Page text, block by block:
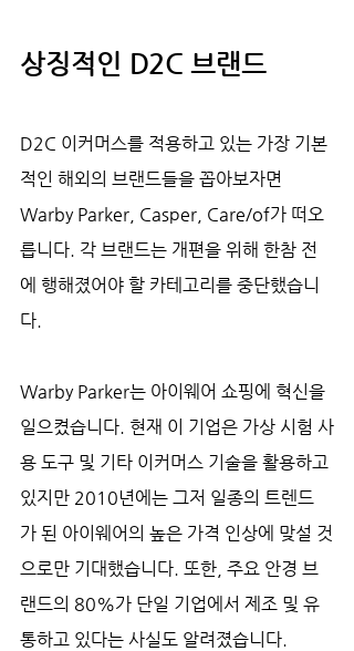
상징적인 D2C 브랜드
D2C 이커머스를 적용하고 있는 가장 기본
적인 해외의 브랜드들을 꼽아보자면
Warby Parker, Casper, Care/of가 떠오
릅니다. 각 브랜드는 개편을 위해 한참 전
에 행해졌어야 할 카테고리를 중단했습니
다.
Warby Parker는 아이웨어 쇼핑에 혁신을
일으켰습니다. 현재 이 기업은 가상 시험 사
용 도구 및 기타 이커머스 기술을 활용하고
있지만 2010년에는 그저 일종의 트렌드
가 된 아이웨어의 높은 가격 인상에 맞설 것
으로만 기대했습니다. 또한, 주요 안경 브
랜드의 80%가 단일 기업에서 제조 및 유
통하고 있다는 사실도 알려졌습니다.